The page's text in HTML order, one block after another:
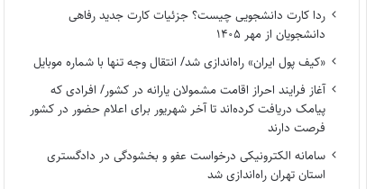
ردا کارت دانشجویی چیست؟ جزئیات کارت جدید رفاهی
دانشجویان از مهر ۱۴۰۵
«کیف پول ایران» راه‌اندازی شد/ انتقال وجه تنها با شماره موبایل
آغاز فرایند احراز اقامت مشمولان یارانه در کشور/ افرادی که
پیامک دریافت کرده‌اند تا آخر شهریور برای اعلام حضور در کشور
فرصت دارند
سامانه الکترونیکی درخواست عفو و بخشودگی در دادگستری
استان تهران راه‌اندازی شد